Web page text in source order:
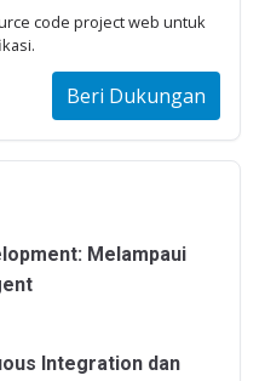
code project web untuk
Beri Dukungan
Melampaui
Integration dan